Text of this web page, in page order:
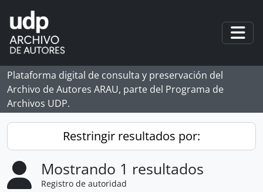
Skip to main content
Plataforma digital de consulta y preservación del
Archivo de Autores ARAU, parte del Programa de
Archivos UDP.
Restringir resultados por:
Mostrando 1 resultados
Registro de autoridad